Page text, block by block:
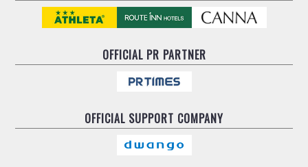
OFFICIALPR PARTNER
OFFICIAL SUPPORT COMPANY